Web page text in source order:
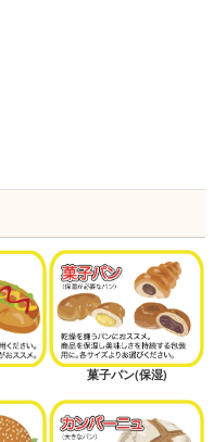
菓子パン(保湿)